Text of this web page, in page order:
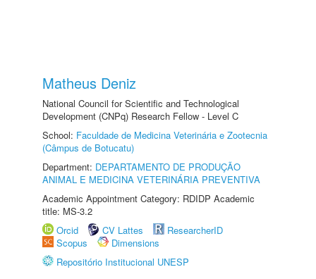
Matheus Deniz
National Council for Scientific and Technological
Development (CNPq) Research Fellow - Level C
School: Faculdade de Medicina Veterinária e Zootecnia
(Câmpus de Botucatu)
Department: DEPARTAMENTO DE PRODUÇÃO
ANIMAL E MEDICINA VETERINÁRIA PREVENTIVA
Academic Appointment Category: RDIDP Academic
title: MS-3.2
Orcid
CV Lattes
ResearcherID
Scopus
Dimensions
Repositório Institucional UNESP